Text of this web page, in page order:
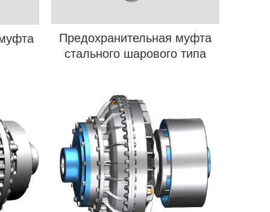
Предохранительная муфта
стального шарового типа